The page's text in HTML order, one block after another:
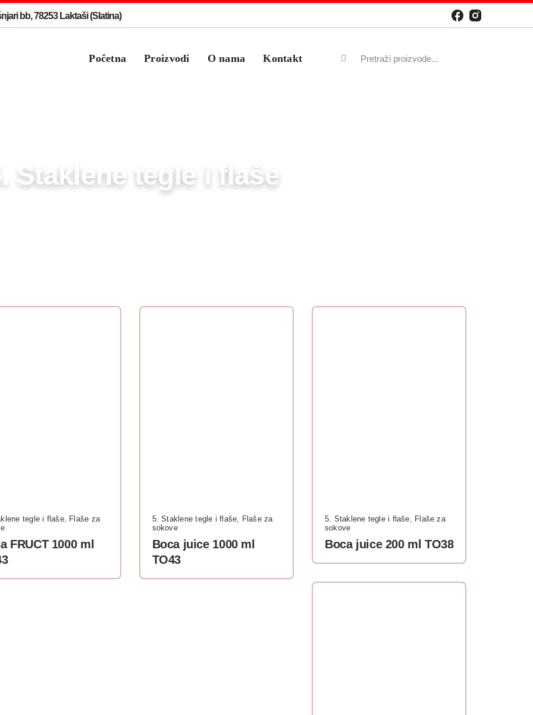
bb, 78253 Laktaši (Slatina)
Početna Proizvodi O nama Kontakt
Staklene tegle i flaše
FRUCT 1000 ml
tegle i flaše, Flaše za
Boca juice 1000 ml
TO43
5. Staklene tegle i flaše, Flaše za
sokove
Boca juice 200 ml TO38
5. Staklene tegle i flaše, Flaše za
sokove